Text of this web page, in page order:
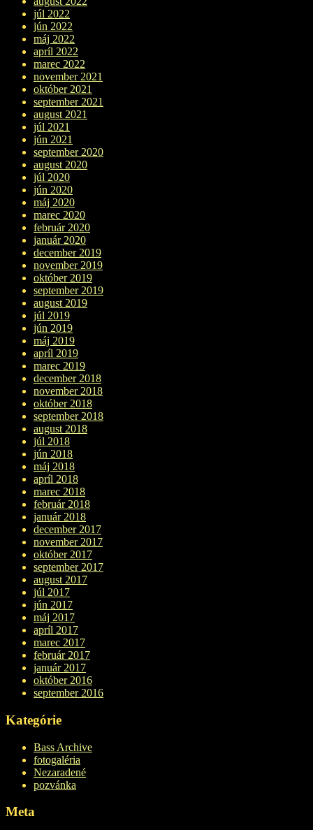
júl 2022
jún 2022
máj 2022
apríl 2022
marec 2022
november 2021
október 2021
september 2021
august 2021
júl 2021
jún 2021
september 2020
august 2020
júl 2020
jún 2020
máj 2020
marec 2020
február 2020
január 2020
december 2019
november 2019
október 2019
september 2019
august 2019
júl 2019
jún 2019
máj 2019
apríl 2019
marec 2019
december 2018
november 2018
október 2018
september 2018
august 2018
júl 2018
jún 2018
máj 2018
apríl 2018
marec 2018
február 2018
január 2018
december 2017
november 2017
október 2017
september 2017
august 2017
júl 2017
jún 2017
máj 2017
apríl 2017
marec 2017
február 2017
január 2017
október 2016
september 2016
Kategórie
Bass Archive
fotogaléria
Nezaradené
pozvánka
Meta